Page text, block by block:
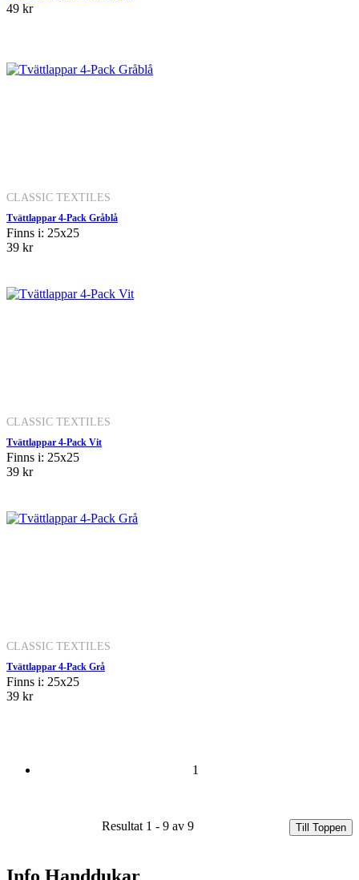
49 kr
CLASSIC TEXTILES
Tvättlappar 4-Pack Gråblå
Finns i: 25x25
39 kr
CLASSIC TEXTILES
Tvättlappar 4-Pack Vit
Finns i: 25x25
39 kr
CLASSIC TEXTILES
Tvättlappar 4-Pack Grå
Finns i: 25x25
39 kr
1
Resultat 1 - 9 av 9 Till Toppen